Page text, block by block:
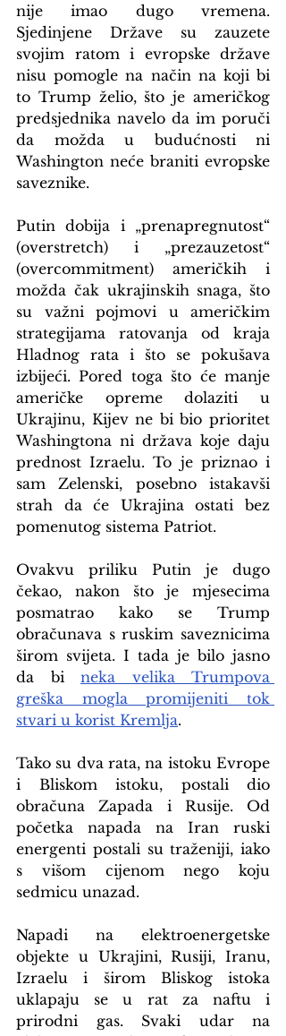
nije imao dugo vremena.
Sjedinjene Države su zauzete
svojim ratom i evropske države
nisu pomogle na način na koji bi
to Trump želio, što je američkog
predsjednika navelo da im poruči
da možda u budućnosti ni
Washington neće braniti evropske
saveznike.
Putin dobija i „prenapregnutost“
(overstretch) i „prezauzetost“
(overcommitment) američkih i
možda čak ukrajinskih snaga, što
su važni pojmovi u američkim
strategijama ratovanja od kraja
Hladnog rata i što se pokušava
izbijeći. Pored toga što će manje
američke opreme dolaziti u
Ukrajinu, Kijev ne bi bio prioritet
Washingtona ni država koje daju
prednost Izraelu. To je priznao i
sam Zelenski, posebno istakavši
strah da će Ukrajina ostati bez
pomenutog sistema Patriot.
Ovakvu priliku Putin je dugo
čekao, nakon što je mjesecima
posmatrao kako se Trump
obračunava s ruskim saveznicima
širom svijeta. I tada je bilo jasno
da bi neka velika Trumpova
greška mogla promijeniti tok
stvari u korist Kremlja.
Tako su dva rata, na istoku Evrope
i Bliskom istoku, postali dio
obračuna Zapada i Rusije. Od
početka napada na Iran ruski
energenti postali su traženiji, iako
s višom cijenom nego koju
sedmicu unazad.
Napadi na elektroenergetske
objekte u Ukrajini, Rusiji, Iranu,
Izraelu i širom Bliskog istoka
uklapaju se u rat za naftu i
prirodni gas. Svaki udar na